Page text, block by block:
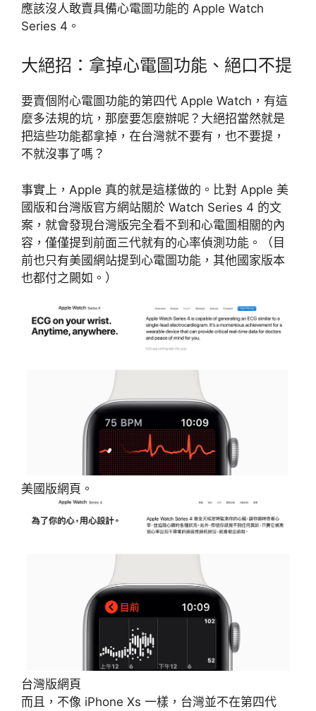
應該沒人敢賣具備心電圖功能的 Apple Watch
Series 4。
大絕招：拿掉心電圖功能、絕口不提
要賣個附心電圖功能的第四代 Apple Watch，有這
麼多法規的坑，那麼要怎麼辦呢？大絕招當然就是
把這些功能都拿掉，在台灣就不要有，也不要提，
不就沒事了嗎？
事實上，Apple 真的就是這樣做的。比對 Apple 美
國版和台灣版官方網站關於 Watch Series 4 的文
案，就會發現台灣版完全看不到和心電圖相關的內
容，僅僅提到前面三代就有的心率偵測功能。（目
前也只有美國網站提到心電圖功能，其他國家版本
也都付之闕如。）
美國版網頁。
台灣版網頁
而且，不像 iPhone Xs 一樣，台灣並不在第四代